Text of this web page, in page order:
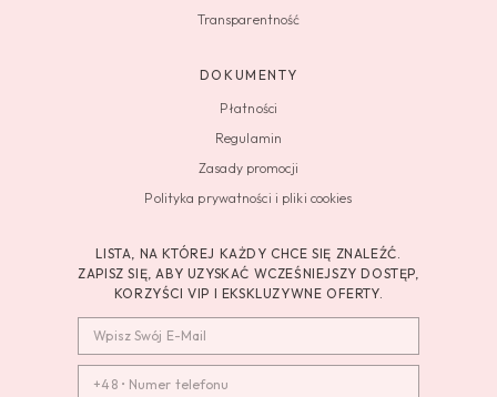
Transparentność
DOKUMENTY
Płatności
Regulamin
Zasady promocji
Polityka prywatności i pliki cookies
LISTA, NA KTÓREJ KAŻDY CHCE SIĘ ZNALEŹĆ.
ZAPISZ SIĘ, ABY UZYSKAĆ WCZEŚNIEJSZY DOSTĘP,
KORZYŚCI VIP I EKSKLUZYWNE OFERTY.